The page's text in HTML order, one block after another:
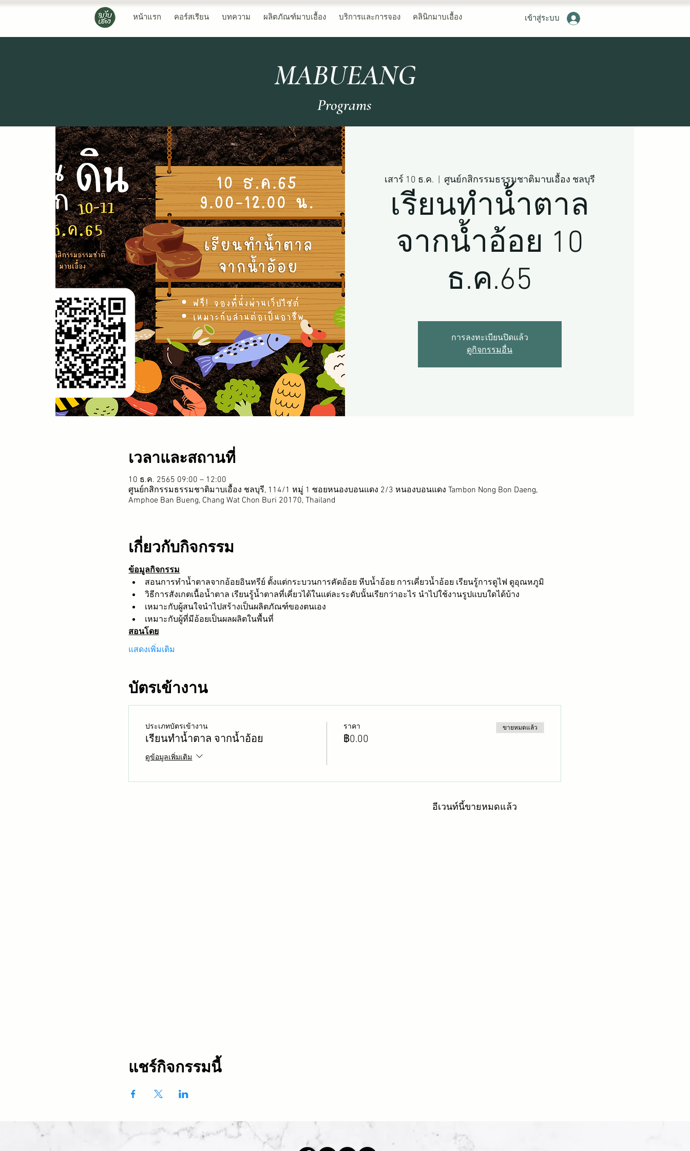
หน้าแรก คอร์สเรียน บทความ ผลิตภัณฑ์มาบเอื้อง บริการและการจอง คลินิกมาบเอื้อง เข้าสู่ระบบ
MABUEANG
Programs
เสาร์ 10 ธ.ค.
  |
ศูนย์กสิกรรมธรรมชาติมาบเอื้อง ชลบุรี
เรียนทำน้ำตาล
จากน้ำอ้อย 10
ธ.ค.65
การลงทะเบียนปิดแล้ว
ดูกิจกรรมอื่น
เวลาและสถานที่
10 ธ.ค. 2565 09:00 – 12:00
ศูนย์กสิกรรมธรรมชาติมาบเอื้อง ชลบุรี, 114/1 หมู่ 1 ซอยหนองบอนแดง 2/3 หนองบอนแดง Tambon Nong Bon Daeng,
Amphoe Ban Bueng, Chang Wat Chon Buri 20170, Thailand
เกี่ยวกับกิจกรรม
ข้อมูลกิจกรรม
สอนการทำน้ำตาลจากอ้อยอินทรีย์ ตั้งแต่กระบวนการคัดอ้อย หีบน้ำอ้อย การเคี่ยวน้ำอ้อย เรียนรู้การดูไฟ ดูอุณหภูมิ
วิธีการสังเกตเนื้อน้ำตาล เรียนรู้น้ำตาลที่เคี่ยวได้ในแต่ละระดับนั้นเรียกว่าอะไร นำไปใช้งานรูปแบบใดได้บ้าง
เหมาะกับผู้สนใจนำไปสร้างเป็นผลิตภัณฑ์ของตนเอง
เหมาะกับผู้ที่มีอ้อยเป็นผลผลิตในพื้นที่
สอนโดย
แสดงเพิ่มเติม
บัตรเข้างาน
ประเภทบัตรเข้างาน
เรียนทำน้ำตาล จากน้ำอ้อย
ดูข้อมูลเพิ่มเติม
ราคา
฿0.00
ขายหมดแล้ว
อีเวนท์นี้ขายหมดแล้ว
แชร์กิจกรรมนี้